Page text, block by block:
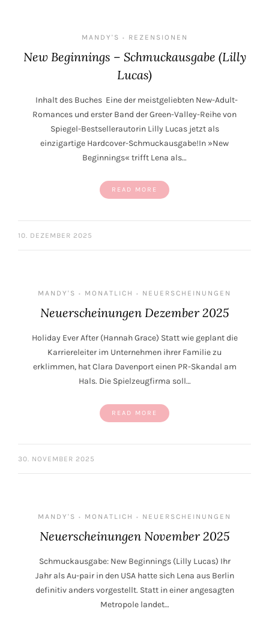
MANDY'S • REZENSIONEN
New Beginnings – Schmuckausgabe (Lilly
Lucas)
Inhalt des Buches Eine der meistgeliebten New-Adult-
Romances und erster Band der Green-Valley-Reihe von
Spiegel-Bestsellerautorin Lilly Lucas jetzt als
einzigartige Hardcover-Schmuckausgabe!In »New
Beginnings« trifft Lena als…
READ MORE
10. DEZEMBER 2025
MANDY'S • MONATLICH • NEUERSCHEINUNGEN
Neuerscheinungen Dezember 2025
Holiday Ever After (Hannah Grace) Statt wie geplant die
Karriereleiter im Unternehmen ihrer Familie zu
erklimmen, hat Clara Davenport einen PR-Skandal am
Hals. Die Spielzeugfirma soll…
READ MORE
30. NOVEMBER 2025
MANDY'S • MONATLICH • NEUERSCHEINUNGEN
Neuerscheinungen November 2025
Schmuckausgabe: New Beginnings (Lilly Lucas) Ihr
Jahr als Au-pair in den USA hatte sich Lena aus Berlin
definitiv anders vorgestellt. Statt in einer angesagten
Metropole landet…